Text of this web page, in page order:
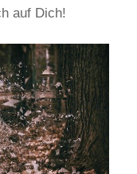
auf Dich!